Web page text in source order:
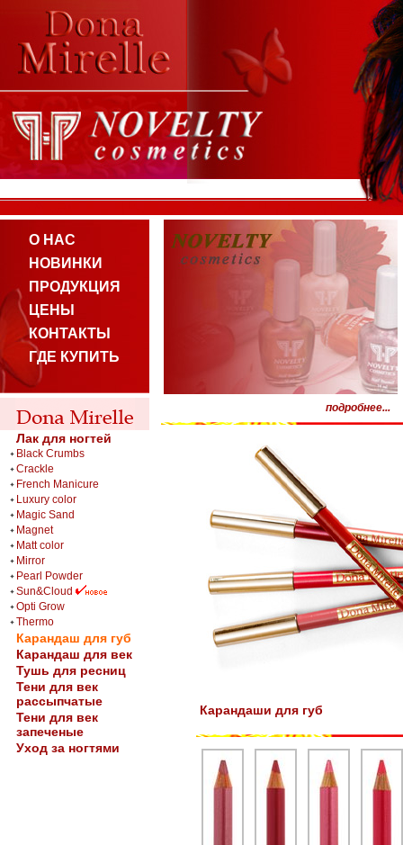
О НАС
НОВИНКИ
ПРОДУКЦИЯ
ЦЕНЫ
КОНТАКТЫ
ГДЕ КУПИТЬ
Лак для ногтей
Black Crumbs
Crackle
French Manicure
Luxury color
Magic Sand
Magnet
Matt color
Mirror
Pearl Powder
Sun&Cloud
Opti Grow
Thermo
Карандаш для губ
Карандаш для век
Тушь для ресниц
Тени для век
рассыпчатые
Тени для век
запеченые
Уход за ногтями
подробнее...
Карандаши для губ